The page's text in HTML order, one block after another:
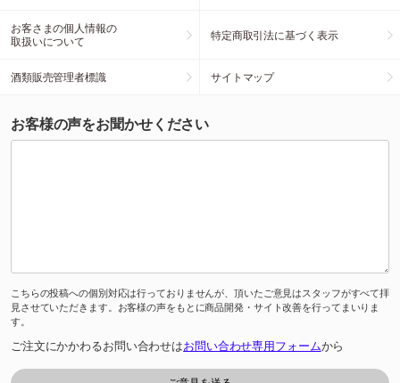
お客さまの個人情報の
取扱いについて
特定商取引法に基づく表示
酒類販売管理者標識 サイトマップ
お客様の声をお聞かせください
こちらの投稿への個別対応は行っておりませんが、頂いたご意見はスタッフがすべて拝
見させていただきます。お客様の声をもとに商品開発・サイト改善を行ってまいりま
す。
ご注文にかかわるお問い合わせはお問い合わせ専用フォームから